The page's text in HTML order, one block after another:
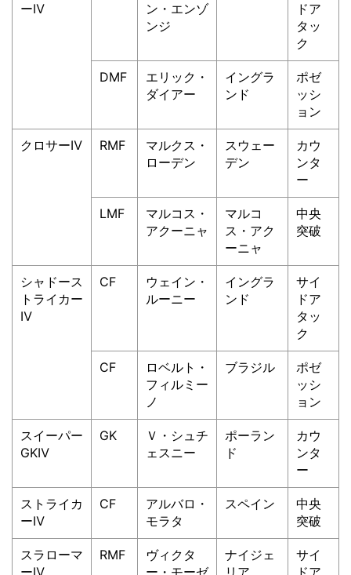
ーⅣ
ン・エンゾ
ンジ
ドア
タッ
ク
DMF
エリック・
ダイアー
イングラ
ンド
ポゼ
ッシ
ョン
クロサーⅣ RMF
マルクス・
ローデン
スウェー
デン
カウ
ンタ
ー
LMF
マルコス・
アクーニャ
マルコ
ス・アク
ーニャ
中央
突破
シャドース
トライカー
Ⅳ
CF
ウェイン・
ルーニー
イングラ
ンド
サイ
ドア
タッ
ク
CF
ロベルト・
フィルミー
ノ
ブラジル
ポゼ
ッシ
ョン
スイーパー
GKⅣ
GK
Ｖ・シュチ
ェスニー
ポーラン
ド
カウ
ンタ
ー
ストライカ
ーⅣ
CF
アルバロ・
モラタ
スペイン
中央
突破
スラローマ
ーⅣ
RMF
ヴィクタ
ー・モーゼ
ナイジェ
リア
サイ
ドア